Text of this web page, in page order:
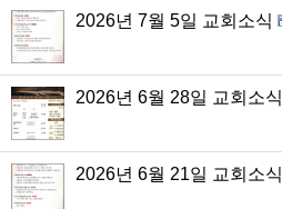
2026년 7월 5일 교회소식
2026년 6월 28일 교회소식
2026년 6월 21일 교회소식